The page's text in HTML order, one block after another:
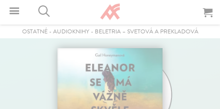
OSTATNÉ- AUDIOKNIHY- BELETRIA – SVETOVÁ A PREKLADOVÁ